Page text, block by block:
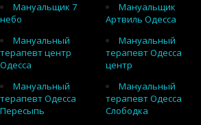
Мануальщик 7
небо
Мануальщик
Артвиль Одесса
Мануальный
терапевт центр
Одесса
Мануальный
терапевт Одесса
центр
Мануальный
терапевт Одесса
Пересыпь
Мануальный
терапевт Одесса
Слободка